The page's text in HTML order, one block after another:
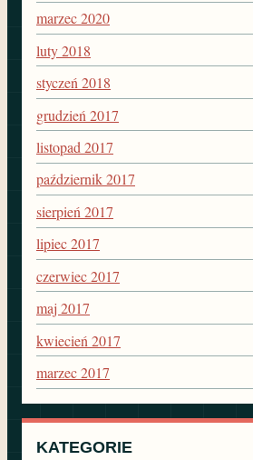
marzec 2020
luty 2018
styczeń 2018
grudzień 2017
listopad 2017
październik 2017
sierpień 2017
lipiec 2017
czerwiec 2017
maj 2017
kwiecień 2017
marzec 2017
KATEGORIE